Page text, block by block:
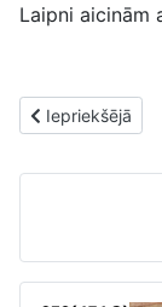
Laipni aicinām
Iepriekšējais
Iepriekšējā